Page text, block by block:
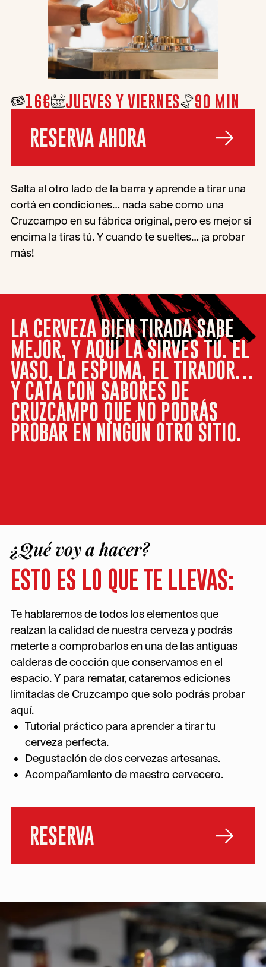
16€ JUEVES Y VIERNES 90 MIN
RESERVA AHORA
Salta al otro lado de la barra y aprende a tirar una
cortá en condiciones… nada sabe como una
Cruzcampo en su fábrica original, pero es mejor si
encima la tiras tú. Y cuando te sueltes… ¡a probar
más!
LA CERVEZA BIEN TIRADA SABE
MEJOR, Y AQUÍ LA SIRVES TÚ. EL
VASO, LA ESPUMA, EL TIRADOR…
Y CATA CON SABORES DE
CRUZCAMPO QUE NO PODRÁS
PROBAR EN NINGÚN OTRO SITIO.
¿Qué voy a hacer?
ESTO ES LO QUE TE LLEVAS:
Te hablaremos de todos los elementos que
realzan la calidad de nuestra cerveza y podrás
meterte a comprobarlos en una de las antiguas
calderas de cocción que conservamos en el
espacio. Y para rematar, cataremos ediciones
limitadas de Cruzcampo que solo podrás probar
aquí.
Tutorial práctico para aprender a tirar tu
cerveza perfecta.
Degustación de dos cervezas artesanas.
Acompañamiento de maestro cervecero.
RESERVA